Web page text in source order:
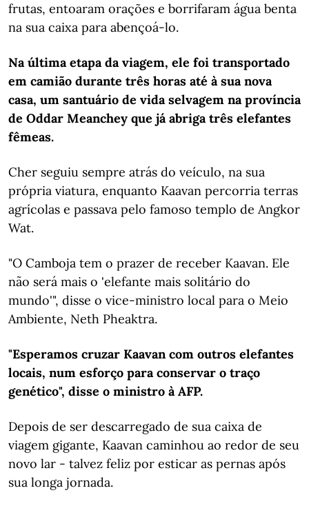
frutas, entoaram orações e borrifaram água benta
na sua caixa para abençoá-lo.
Na última etapa da viagem, ele foi transportado
em camião durante três horas até à sua nova
casa, um santuário de vida selvagem na província
de Oddar Meanchey que já abriga três elefantes
fêmeas.
Cher seguiu sempre atrás do veículo, na sua
própria viatura, enquanto Kaavan percorria terras
agrícolas e passava pelo famoso templo de Angkor
Wat.
"O Camboja tem o prazer de receber Kaavan. Ele
não será mais o 'elefante mais solitário do
mundo'", disse o vice-ministro local para o Meio
Ambiente, Neth Pheaktra.
"Esperamos cruzar Kaavan com outros elefantes
locais, num esforço para conservar o traço
genético", disse o ministro à AFP.
Depois de ser descarregado de sua caixa de
viagem gigante, Kaavan caminhou ao redor de seu
novo lar - talvez feliz por esticar as pernas após
sua longa jornada.